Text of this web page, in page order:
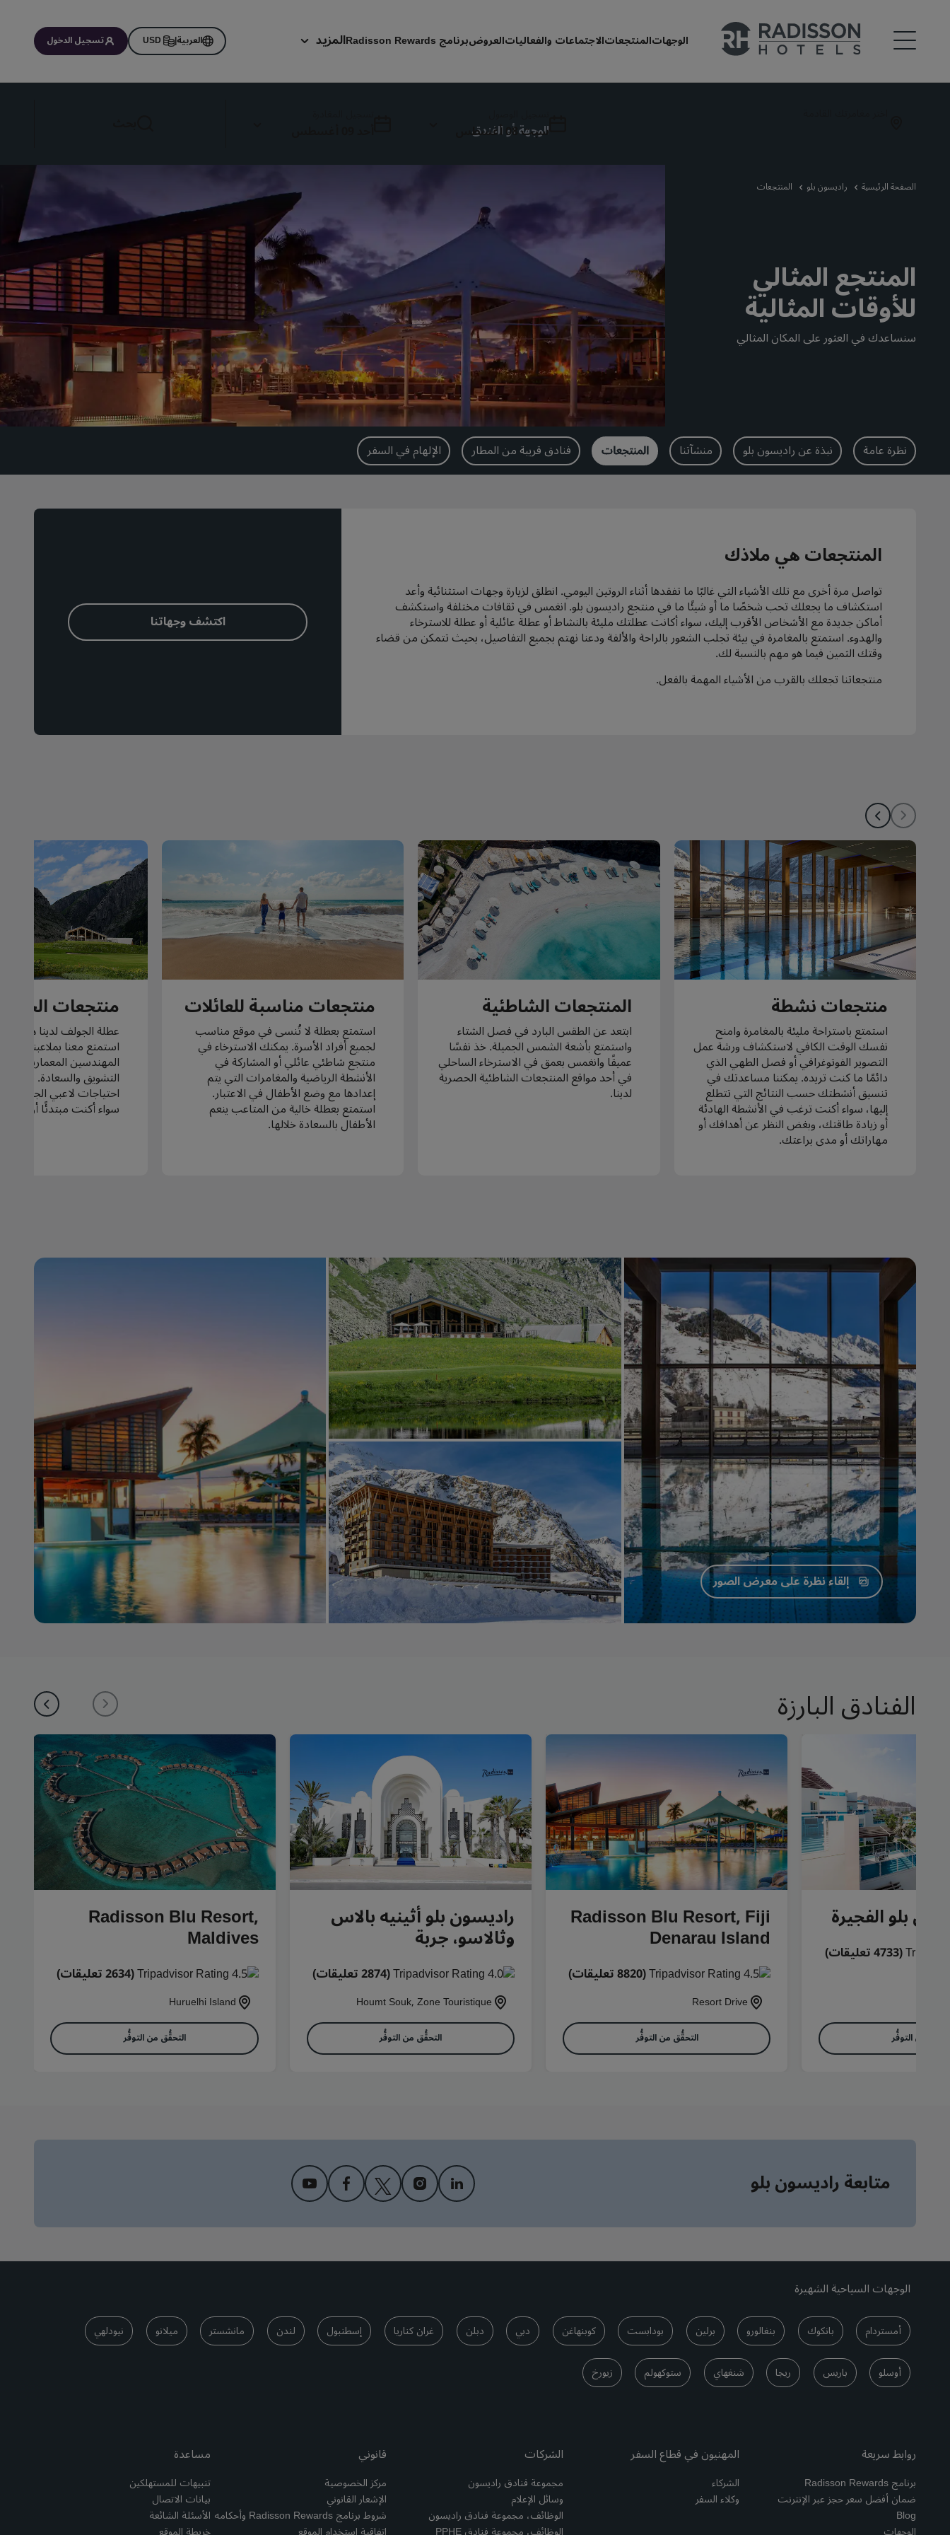
الوجهاتالمنتجعاتالاجتماعات والفعالياتالعروضبرنامج Radisson Rewards المزيد
حجوزاتي
العربية|
USD تسجيل الدخول
سبت 08 أغسطس
الصفحة الرئيسية راديسون بلو المنتجعات
المنتجع المثالي
للأوقات المثالية
سنساعدك في العثور على المكان المثالي
نظرة عامة نبذة عن راديسون بلو منشآتنا المنتجعات فنادق قريبة من المطار الإلهام في السفر
المنتجعات هي ملاذك
تواصل مرة أخرى مع تلك الأشياء التي غالبًا ما تفقدها أثناء الروتين اليومي. انطلق لزيارة وجهات استثنائية وأعد
استكشاف ما يجعلك تحب شخصًا ما أو شيئًا ما في منتجع راديسون بلو. انغمس في ثقافات مختلفة واستكشف
أماكن جديدة مع الأشخاص الأقرب إليك، سواء أكانت عطلتك مليئة بالنشاط أو عطلة عائلية أو عطلة للاسترخاء
والهدوء. استمتع بالمغامرة في بيئة تجلب الشعور بالراحة والألفة ودعنا نهتم بجميع التفاصيل، بحيث تتمكن من قضاء
وقتك الثمين فيما هو مهم بالنسبة لك.
منتجعاتنا تجعلك بالقرب من الأشياء المهمة بالفعل.
اكتشف وجهاتنا
منتجعات نشطة
استمتع باستراحة مليئة بالمغامرة وامنح
نفسك الوقت الكافي لاستكشاف ورشة عمل
التصوير الفوتوغرافي أو فصل الطهي الذي
دائمًا ما كنت تريده. يمكننا مساعدتك في
تنسيق أنشطتك حسب النتائج التي تتطلع
إليها، سواء أكنت ترغب في الأنشطة الهادئة
أو زيادة طاقتك، وبغض النظر عن أهدافك أو
مهاراتك أو مدى براعتك.
المنتجعات الشاطئية
ابتعد عن الطقس البارد في فصل الشتاء
واستمتع بأشعة الشمس الجميلة. خذ نفسًا
عميقًا وانغمس بعمق في الاسترخاء الساحلي
في أحد مواقع المنتجعات الشاطئية الحصرية
لدينا.
منتجعات مناسبة للعائلات
استمتع بعطلة لا تُنسى في موقع مناسب
لجميع أفراد الأسرة. يمكنك الاسترخاء في
منتجع شاطئي عائلي أو المشاركة في
الأنشطة الرياضية والمغامرات التي يتم
إعدادها مع وضع الأطفال في الاعتبار.
استمتع بعطلة خالية من المتاعب ينعم
الأطفال بالسعادة خلالها.
منتجعات
عطلة الجولف لدينا هي كل
استمتع معنا بملاعبنا
المهندسين المعماريين
التشويق والسعادة. تلبي
احتياجات لاعبي الجولف
سواء أكنت مبتدئًا أو
إلقاء نظرة على معرض الصور
الفنادق البارزة
بلو الفجيرة
(4733 تعليقات)
من التوفُّر
Radisson Blu Resort, Fiji
Denarau Island
(8820 تعليقات)
Resort Drive
التحقُّق من التوفُّر
راديسون بلو أثينيه بالاس
وثالاسو، جربة
(2874 تعليقات)
Houmt Souk, Zone Touristique
التحقُّق من التوفُّر
Radisson Blu Resort,
Maldives
(2634 تعليقات)
Huruelhi Island
التحقُّق من التوفُّر
متابعة راديسون بلو
الوجهات السياحية الشهيرة
أمستردام بانكوك بنغالورو برلين بودابست كوبنهاغن دبي دبلن غران كناريا إسطنبول لندن مانشستر ميلانو نيودلهي
أوسلو باريس ريجا شنغهاي ستوكهولم زيورخ
روابط سريعة
برنامج Radisson Rewards
ضمان أفضل سعر حجز عبر الإنترنت
Blog
المهنيون في قطاع السفر
الشركاء
وكلاء السفر
الشركات
مجموعة فنادق راديسون
وسائل الإعلام
الوظائف، مجموعة فنادق راديسون
قانوني
مركز الخصوصية
الإشعار القانوني
شروط برنامج Radisson Rewards وأحكامه
مساعدة
تنبيهات للمستهلكين
بيانات الاتصال
الأسئلة الشائعة